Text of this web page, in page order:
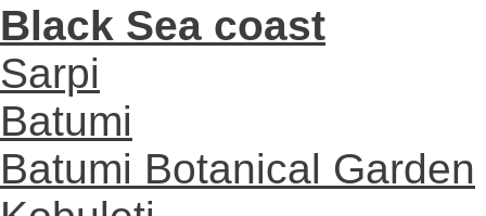
Black Sea coast
Sarpi
Batumi
Batumi Botanical Garden